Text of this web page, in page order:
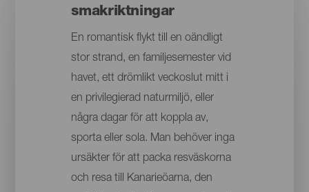
smakriktningar
En romantisk flykt till en oändligt
stor strand, en familjesemester vid
havet, ett drömlikt veckoslut mitt i
en privilegierad naturmiljö, eller
några dagar för att koppla av,
sporta eller sola. Man behöver inga
ursäkter för att packa resväskorna
och resa till Kanarieöarna, den